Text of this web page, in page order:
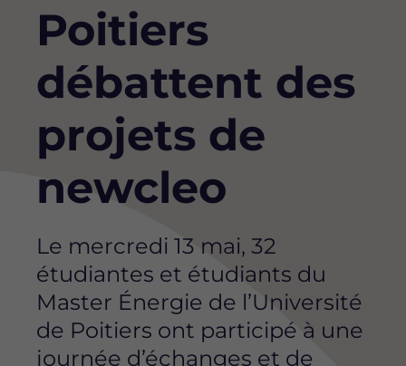
Poitiers
débattent des
projets de
newcleo
Le mercredi 13 mai, 32
étudiantes et étudiants du
Master Énergie de l’Université
de Poitiers ont participé à une
journée d’échanges et de